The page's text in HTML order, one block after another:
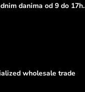
danima od 9 do 17h.
wholesale trade